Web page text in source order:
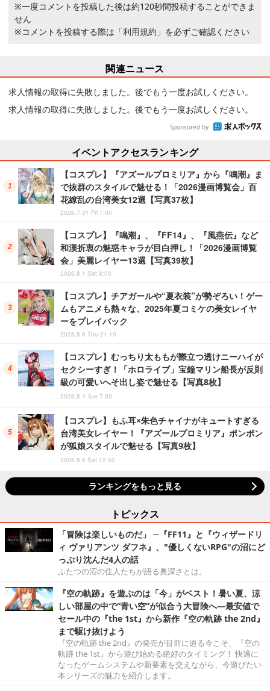
※一度コメントを投稿した後は約120秒間投稿することができま
せん
※コメントを投稿する際は 「利用規約」 を必ずご確認ください
関連ニュース
求人情報の取得に失敗しました。後でもう一度お試しください。
求人情報の取得に失敗しました。後でもう一度お試しください。
Sponsored by
イベントアクセスランキング
【コスプレ】『アズールプロミリア』から『鳴潮』ま
で抜群のスタイルで魅せる！「2026漫画博覧会」百
花繚乱の台湾美女12選【写真37枚】
2026.7.31 Fri 7:00
【コスプレ】『鳴潮』、『FF14』、『風燕伝』など
和漢折衷の魅惑キャラが目白押し！「2026漫画博覧
会」美麗レイヤー13選【写真39枚】
2026.8.1 Sat 8:00
【コスプレ】チアガールや“夏衣装”が勢ぞろい！ゲー
ムもアニメも熱々な、2025年夏コミケの美女レイヤ
ーをプレイバック
2026.8.6 Thu 21:10
【コスプレ】むっちり太ももが際立つ透けニーハイが
セクシーすぎ！「ホロライブ」宝鐘マリン船長が反則
級の可愛いへそ出し姿で魅せる【写真8枚】
2026.8.4 Tue 7:00
【コスプレ】もふ耳×朱色チャイナがキュートすぎる
台湾美女レイヤー！『アズールプロミリア』ポンポン
が狐娘スタイルで魅せる【写真9枚】
2026.8.8 Sat 12:00
ランキングをもっと見る
トピックス
「冒険は楽しいものだ」 ─『FF11』と『ウィザードリ
ィ ヴァリアンツ ダフネ』、"優しくないRPG"の沼にど
っぷり沈んだ4人の話
ふたつの沼の住人たちが語る奥深さとは。
『空の軌跡』を遊ぶのは「今」がベスト！暑い夏、涼
しい部屋の中で“青い空”が似合う大冒険へ―最安値で
セール中の『the 1st』から新作『空の軌跡 the 2nd』
まで駆け抜けよう
『空の軌跡 the 2nd』の発売が目前に迫る今こそ、『空の
軌跡 the 1st』から遊び始める絶好のタイミング！ 快適に
なったゲームシステムや新要素を交えながら、今遊びたい
本シリーズの魅力を紹介します。